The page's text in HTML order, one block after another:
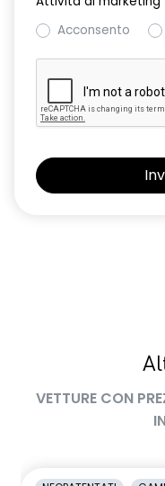
retrovisori esterni
retrovisori esterni in
sellerie in tessuto 100%
shark antenna
Auto™ / Apple CarPlay™
Acconsento
VETTURE CON